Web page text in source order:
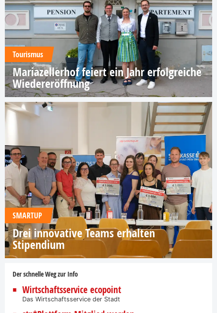
Tourismus
Mariazellerhof feiert ein Jahr erfolgreiche
Wiedereröffnung
SMARTUP
Drei innovative Teams erhalten
Stipendium
Der schnelle Weg zur Info
Wirtschaftsservice ecopoint
Das Wirtschaftsservice der Stadt